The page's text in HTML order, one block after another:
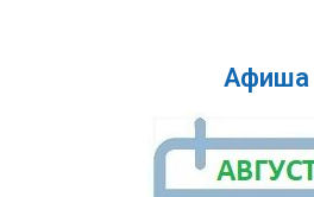
Афиша